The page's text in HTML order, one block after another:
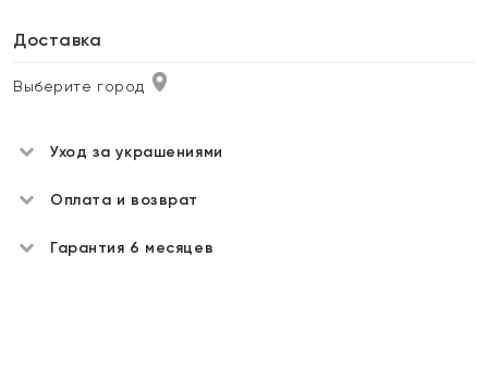
Доставка
Выберите город
Уход за украшениями
Оплата и возврат
Гарантия 6 месяцев